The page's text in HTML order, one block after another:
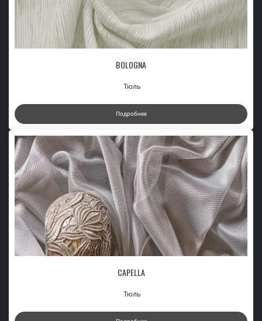
BOLOGNA
Тюль
Подробнее
CAPELLA
Тюль